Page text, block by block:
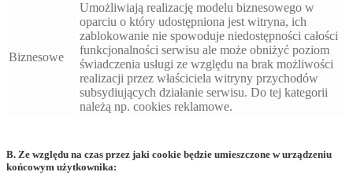
Biznesowe
Umożliwiają realizację modelu biznesowego w
oparciu o który udostępniona jest witryna, ich
zablokowanie nie spowoduje niedostępności całości
funkcjonalności serwisu ale może obniżyć poziom
świadczenia usługi ze względu na brak możliwości
realizacji przez właściciela witryny przychodów
subsydiujących działanie serwisu. Do tej kategorii
należą np. cookies reklamowe.
B. Ze względu na czas przez jaki cookie będzie umieszczone w urządzeniu
końcowym użytkownika: